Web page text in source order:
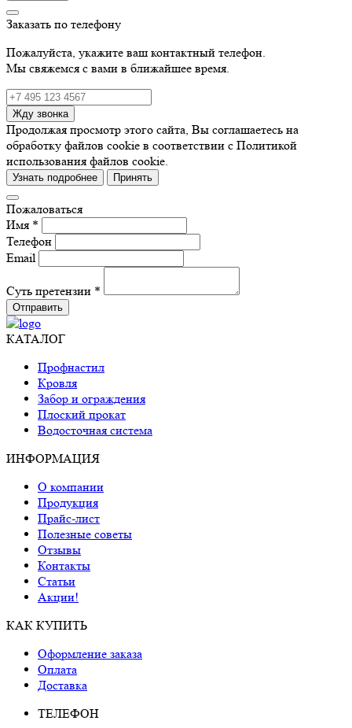
Заказать по телефону
Пожалуйста, укажите ваш контактный телефон.
Мы свяжемся с вами в ближайшее время.
Жду звонка
Продолжая просмотр этого сайта, Вы соглашаетесь на
обработку файлов cookie в соответствии с Политикой
использования файлов cookie.
Узнать подробнее Принять
Пожаловаться
Имя *
Телефон
Email
Суть претензии *
Отправить
КАТАЛОГ
Профнастил
Кровля
Забор и ограждения
Плоский прокат
Водосточная система
ИНФОРМАЦИЯ
О компании
Продукция
Прайс-лист
Полезные советы
Отзывы
Контакты
Статьи
Акции!
КАК КУПИТЬ
Оформление заказа
Оплата
Доставка
ТЕЛЕФОН